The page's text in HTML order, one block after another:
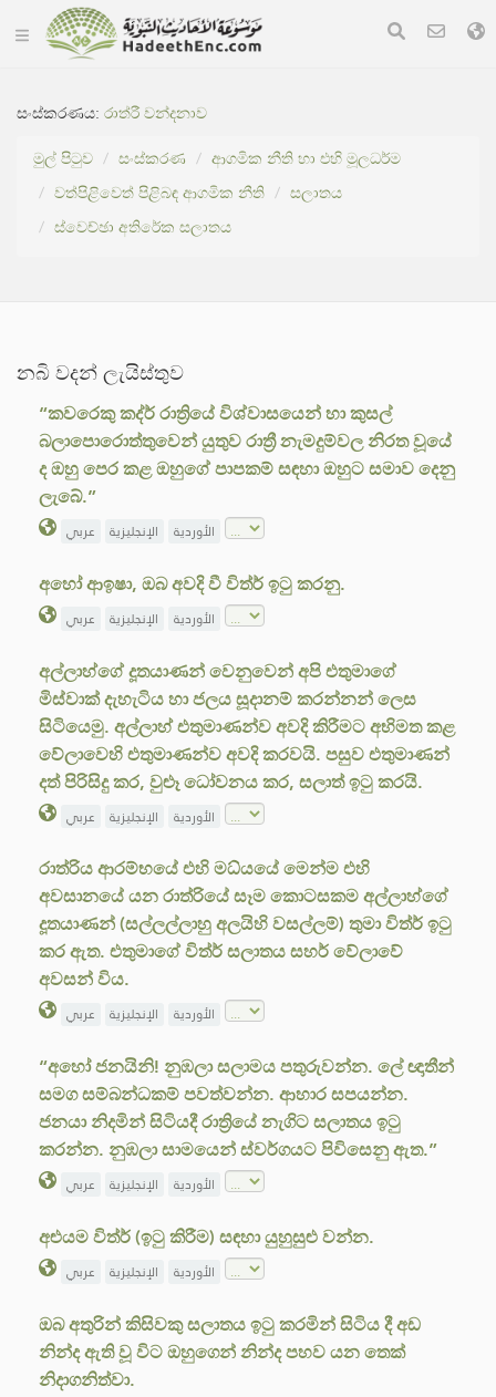
සංස්කරණය:රාත්රී වන්දනාව
මුල් පිටුව
සංස්කරණ
ආගමික නීති හා එහි මූලධර්ම
වත්පිළිවෙත් පිළිබඳ ආගමික නීති
සලාතය
ස්වෙච්ඡා අතිරේක සලාතය
නබි වදන් ලැයිස්තුව
“කවරෙකු කද්ර් රාත්‍රියේ විශ්වාසයෙන් හා කුසල්
බලාපොරොත්තුවෙන් යුතුව රාත්‍රී නැමදුම්වල නිරත වූයේ
ද ඔහු පෙර කළ ඔහුගේ පාපකම් සඳහා ඔහුට සමාව දෙනු
ලැබේ.”
عربي الإنجليزية الأوردية
අහෝ ආඉෂා, ඔබ අවදි වී විත්ර් ඉටු කරනු.
عربي الإنجليزية الأوردية
අල්ලාහ්ගේ දූතයාණන් වෙනුවෙන් අපි එතුමාගේ
මිස්වාක් දැහැටිය හා ජලය සූදානම් කරන්නන් ලෙස
සිටියෙමු. අල්ලාහ් එතුමාණන්ව අවදි කිරීමට අභිමත කළ
වේලාවෙහි එතුමාණන්ව අවදි කරවයි. පසුව එතුමාණන්
දත් පිරිසිදු කර, වුළූ ධෝවනය කර, සලාත් ඉටු කරයි.
عربي الإنجليزية الأوردية
රාත්රිය ආරම්භයේ එහි මධ්යයේ මෙන්ම එහි
අවසානයේ යන රාත්රියේ සෑම කොටසකම අල්ලාහ්ගේ
දූතයාණන් (සල්ලල්ලාහු අලයිහි වසල්ලම්) තුමා විත්ර් ඉටු
කර ඇත. එතුමාගේ විත්ර් සලාතය සහර් වේලාවේ
අවසන් විය.
عربي الإنجليزية الأوردية
“අහෝ ජනයිනි! නුඹලා සලාමය පතුරුවන්න. ලේ ඥාතීන්
සමග සම්බන්ධකම් පවත්වන්න. ආහාර සපයන්න.
ජනයා නිදමින් සිටියදී රාත්‍රියේ නැගිට සලාතය ඉටු
කරන්න. නුඹලා සාමයෙන් ස්වර්ගයට පිවිසෙනු ඇත.”
عربي الإنجليزية الأوردية
අළුයම විත්ර් (ඉටු කිරීම) සඳහා යුහුසුළු වන්න.
عربي الإنجليزية الأوردية
ඔබ අතුරින් කිසිවකු සලාතය ඉටු කරමින් සිටිය දී අඩ
නින්ද ඇති වූ විට ඔහුගෙන් නින්ද පහව යන තෙක්
නිදාගනිත්වා.